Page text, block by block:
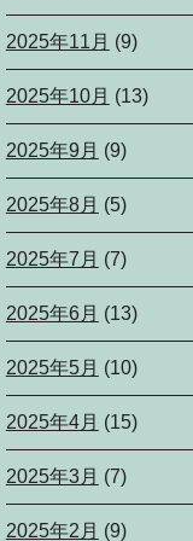
2025年11月 (9)
2025年10月 (13)
2025年9月 (9)
2025年8月 (5)
2025年7月 (7)
2025年6月 (13)
2025年5月 (10)
2025年4月 (15)
2025年3月 (7)
2025年2月 (9)